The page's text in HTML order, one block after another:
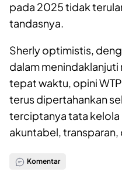
pada 2025 tidak
tandasnya.
Sherly optimistis,
dalam
tepat waktu, opini
terus dipertahankan
terciptanya tata kelola
akuntabel,
Komentar